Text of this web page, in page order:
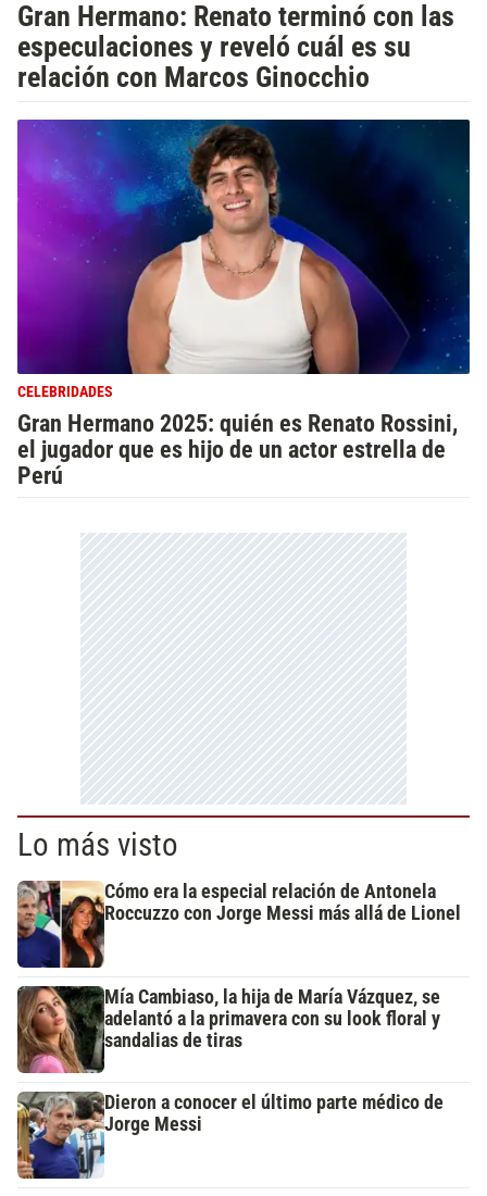
Gran Hermano: Renato terminó con las
especulaciones y reveló cuál es su
relación con Marcos Ginocchio
CELEBRIDADES
Gran Hermano 2025: quién es Renato Rossini,
el jugador que es hijo de un actor estrella de
Perú
Lo más visto
Cómo era la especial relación de Antonela
Roccuzzo con Jorge Messi más allá de Lionel
Mía Cambiaso, la hija de María Vázquez, se
adelantó a la primavera con su look floral y
sandalias de tiras
Dieron a conocer el último parte médico de
Jorge Messi